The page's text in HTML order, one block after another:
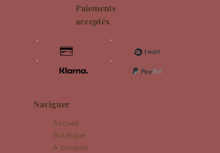
Naviguer
Accueil
Boutique
A propos
Paiements
acceptés